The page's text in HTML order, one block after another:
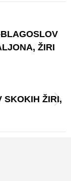
ŽIRI
SKOKIH ŽIRI,